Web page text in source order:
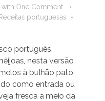
with One Comment
Receitas portuguesas
português,
nesta versão
à bulhão pato.
como entrada ou
fresca a meio da